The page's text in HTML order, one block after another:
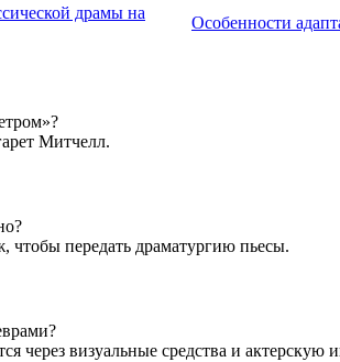
драмы на
Особенности
Митчелл.
передать драматургию пьесы.
через визуальные средства и актерскую